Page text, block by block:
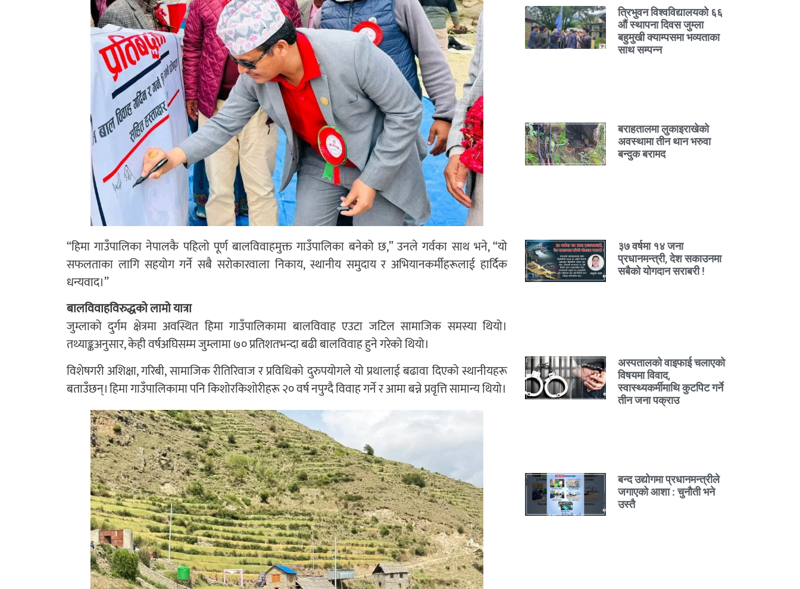
“हिमा गाउँपालिका नेपालकै पहिलो पूर्ण बालविवाहमुक्त गाउँपालिका बनेको छ,” उनले गर्वका साथ भने, “यो
सफलताका लागि सहयोग गर्ने सबै सरोकारवाला निकाय, स्थानीय समुदाय र अभियानकर्मीहरूलाई हार्दिक
धन्यवाद।”
बालविवाहविरुद्धको लामो यात्रा
जुम्लाको दुर्गम क्षेत्रमा अवस्थित हिमा गाउँपालिकामा बालविवाह एउटा जटिल सामाजिक समस्या थियो।
तथ्याङ्कअनुसार, केही वर्षअघिसम्म जुम्लामा ७० प्रतिशतभन्दा बढी बालविवाह हुने गरेको थियो।
विशेषगरी अशिक्षा, गरिबी, सामाजिक रीतिरिवाज र प्रविधिको दुरुपयोगले यो प्रथालाई बढावा दिएको स्थानीयहरू
बताउँछन्। हिमा गाउँपालिकामा पनि किशोरकिशोरीहरू २० वर्ष नपुग्दै विवाह गर्ने र आमा बन्ने प्रवृत्ति सामान्य थियो।
त्रिभुवन विश्वविद्यालयको ६६
औं स्थापना दिवस जुम्ला
बहुमुखी क्याम्पसमा भव्यताका
साथ सम्पन्न
बराहतालमा लुकाइराखेको
अवस्थामा तीन थान भरुवा
बन्दुक बरामद
३७ वर्षमा १४ जना
प्रधानमन्त्री, देश सकाउनमा
सबैको योगदान सराबरी !
अस्पतालको वाइफाई चलाएको
विषयमा विवाद,
स्वास्थ्यकर्मीमाथि कुटपिट गर्ने
तीन जना पक्राउ
बन्द उद्योगमा प्रधानमन्त्रीले
जगाएको आशा : चुनौती भने
उस्तै